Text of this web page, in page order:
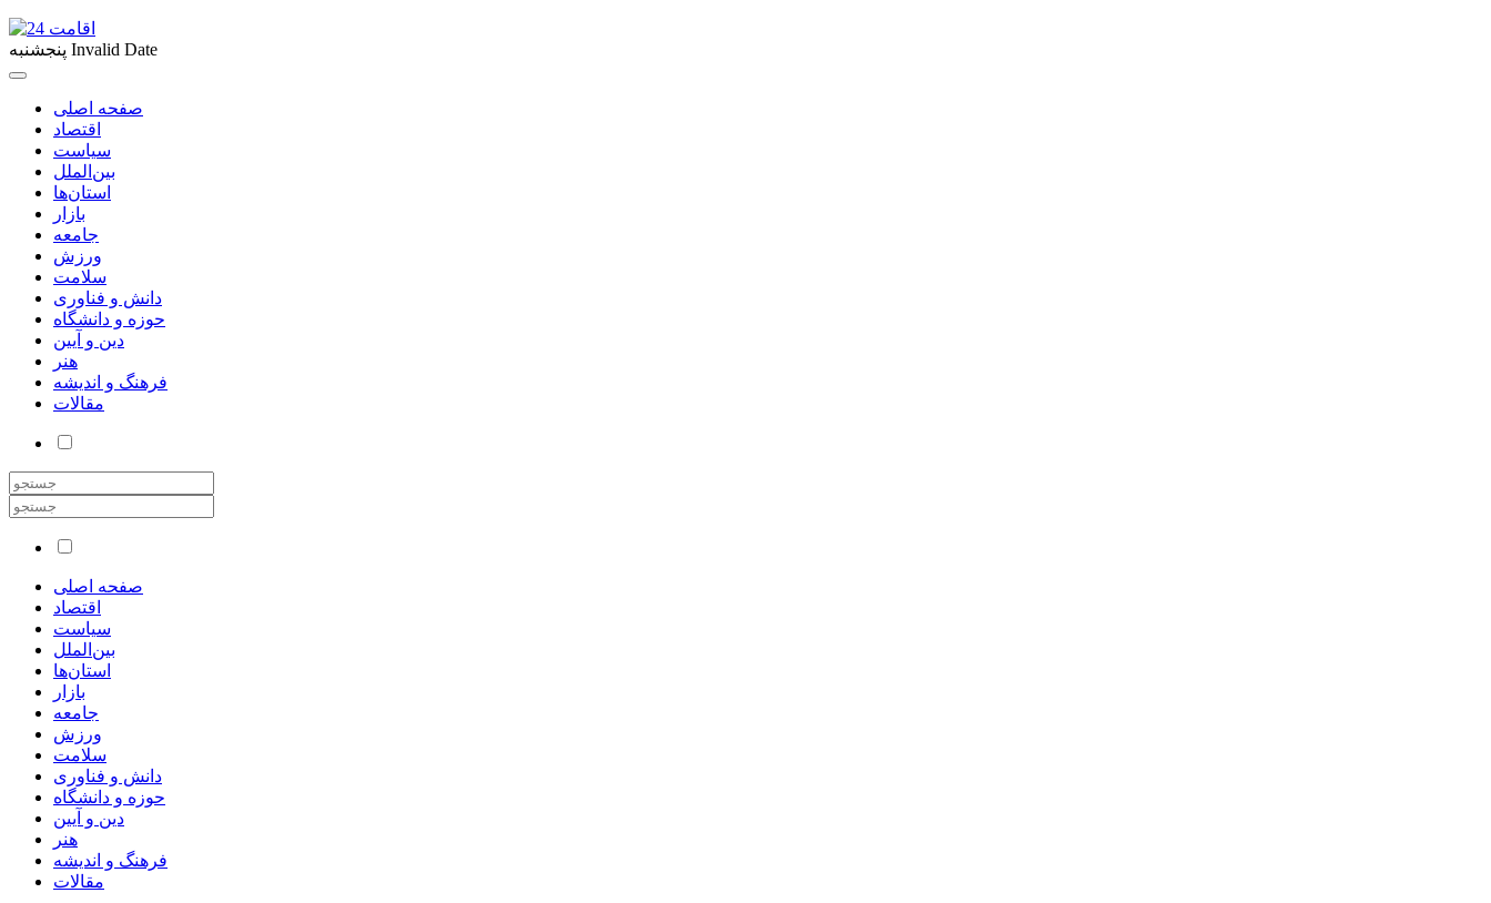
پنجشنبه Invalid Date
صفحه اصلی
اقتصاد
سیاست
بین‌الملل
استان‌ها
بازار
جامعه
ورزش
سلامت
دانش و فناوری
حوزه و دانشگاه
دین و آیین
هنر
فرهنگ و اندیشه
مقالات
صفحه اصلی
اقتصاد
سیاست
بین‌الملل
استان‌ها
بازار
جامعه
ورزش
سلامت
دانش و فناوری
حوزه و دانشگاه
دین و آیین
هنر
فرهنگ و اندیشه
مقالات